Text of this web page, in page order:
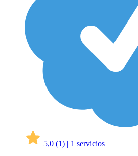
5,0 (1) | 1 servicios